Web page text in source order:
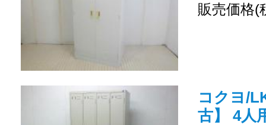
販売価格(
コクヨ/
古】 4人